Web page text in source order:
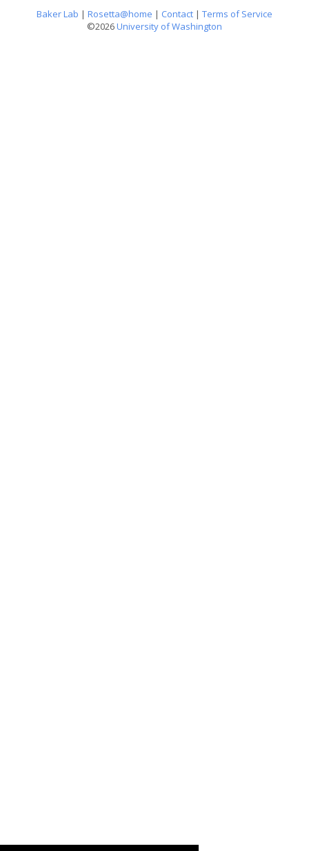
Baker Lab | Rosetta@home | Contact | Terms of Service
©2026University of Washington